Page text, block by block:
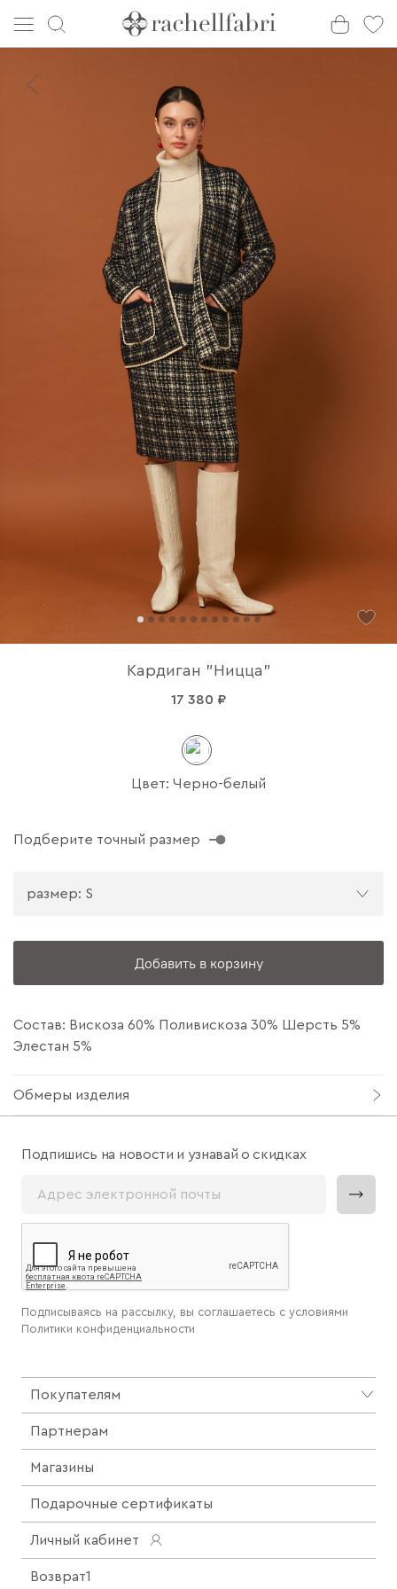
Кардиган "Ницца"
17 380 ₽
Добавить в корзину
Цвет: Черно-белый
Подберите точный размер
размер: S
Состав: Вискоза 60% Поливискоза 30% Шерсть 5%
Элестан 5%
Обмеры изделия
Покупателям
Партнерам
Магазины
Подарочные сертификаты
Личный кабинет
Возврат1
Подпишись на новости и узнавай о скидках
Подписываясь на рассылку, вы соглашаетесь с условиями
Политики конфиденциальности